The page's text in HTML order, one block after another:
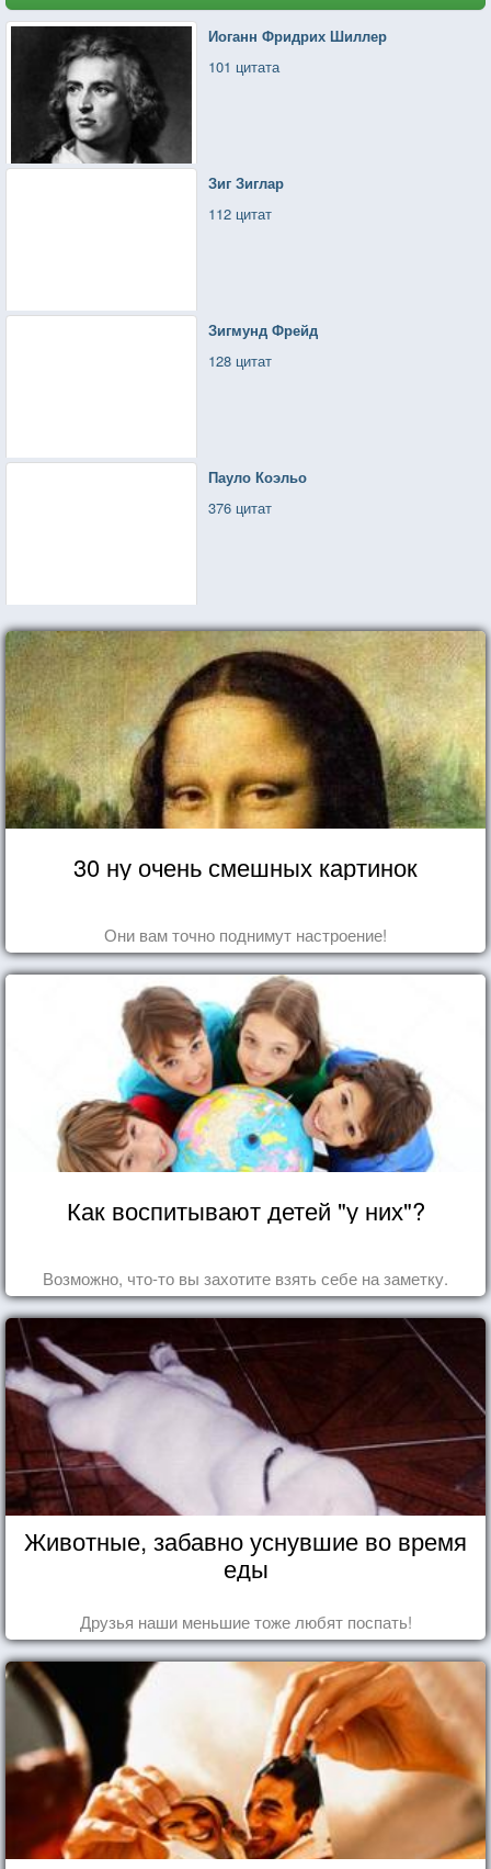
Иоганн Фридрих Шиллер
101 цитата
Зиг Зиглар
112 цитат
Зигмунд Фрейд
128 цитат
Пауло Коэльо
376 цитат
30 ну очень смешных картинок
Они вам точно поднимут настроение!
Как воспитывают детей "у них"?
Возможно, что-то вы захотите взять себе на заметку.
Животные, забавно уснувшие во время
еды
Друзья наши меньшие тоже любят поспать!